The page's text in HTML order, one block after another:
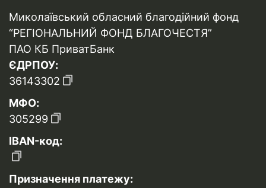
Миколаївський обласний благодійний фонд
“РЕГІОНАЛЬНИЙ ФОНД БЛАГОЧЕСТЯ”
ПАО КБ ПриватБанк
ЄДРПОУ:
36143302
МФО:
305299
IBAN-код:
Призначення платежу: